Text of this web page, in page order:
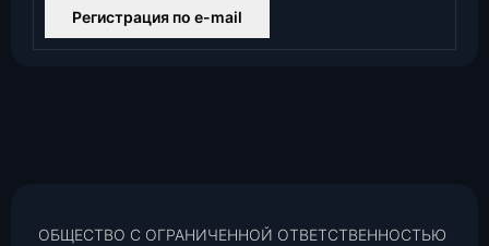
Регистрация по e-mail
ОБЩЕСТВО С ОГРАНИЧЕННОЙ ОТВЕТСТВЕННОСТЬЮ